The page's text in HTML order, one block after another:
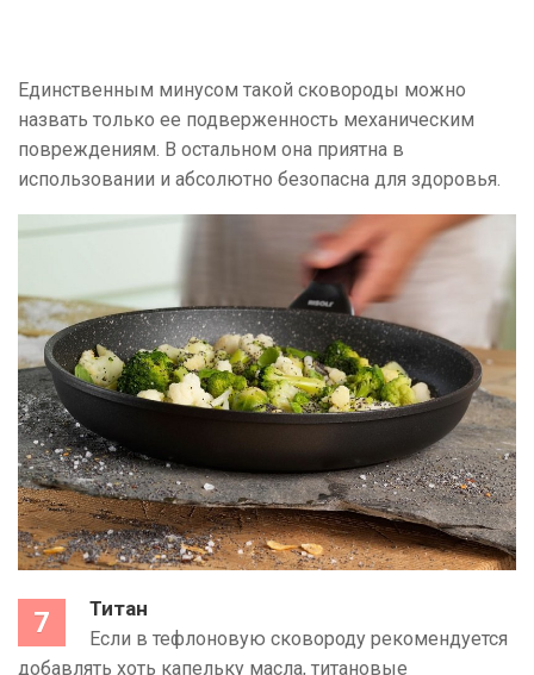
Единственным минусом такой сковороды можно
назвать только ее подверженность механическим
повреждениям. В остальном она приятна в
использовании и абсолютно безопасна для здоровья.
Титан
Если в тефлоновую сковороду рекомендуется
добавлять хоть капельку масла, титановые